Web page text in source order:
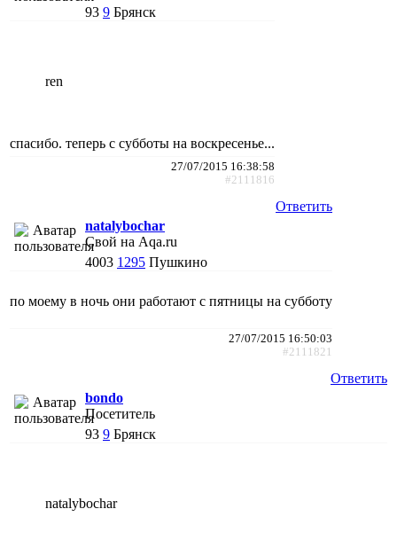
93 9 Брянск
ren
спасибо. теперь с субботы на воскресенье...
27/07/2015 16:38:58
#2111816
Ответить
natalybochar
Свой на Aqa.ru
4003 1295 Пушкино
по моему в ночь они работают с пятницы на субботу
27/07/2015 16:50:03
#2111821
Ответить
bondo
Посетитель
93 9 Брянск
natalybochar